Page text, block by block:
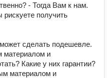
- Тогда Вам к нам.
получить
сделать подешевле.
материалом и
Какие у них гарантии?
материалом и